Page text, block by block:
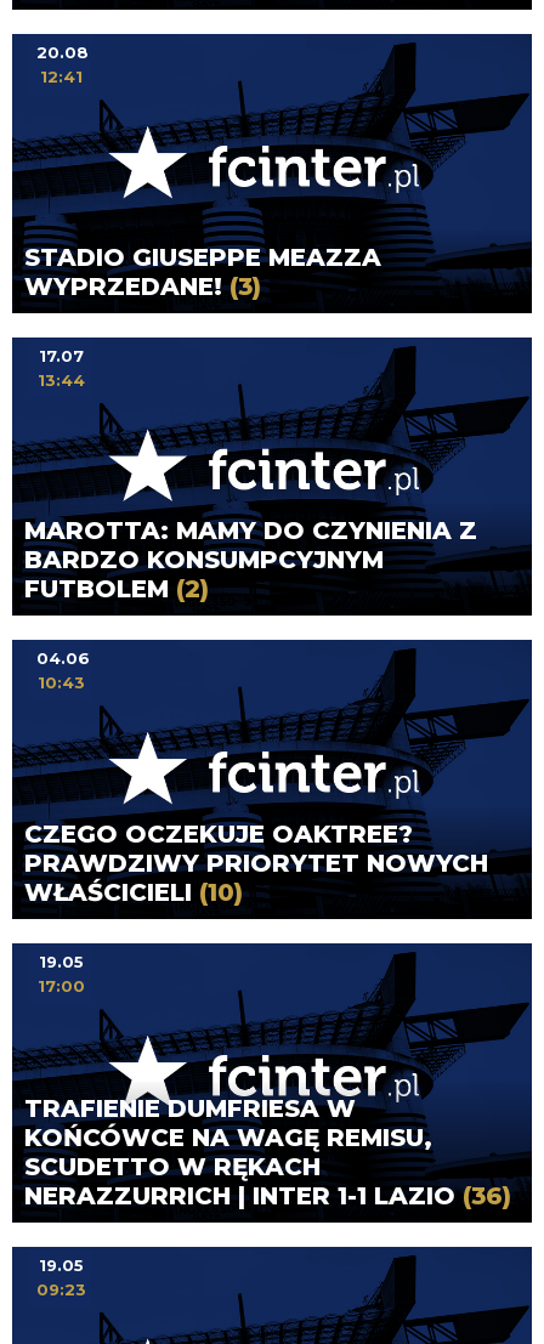
STADIO GIUSEPPE MEAZZA
WYPRZEDANE!(3)
20.08
12:41
MAROTTA: MAMY DO CZYNIENIA Z
BARDZO KONSUMPCYJNYM
FUTBOLEM (2)
17.07
13:44
CZEGO OCZEKUJE OAKTREE?
PRAWDZIWY PRIORYTET NOWYCH
WŁAŚCICIELI (10)
04.06
10:43
TRAFIENIE DUMFRIESA W
KOŃCÓWCE NA WAGĘ REMISU,
SCUDETTO W RĘKACH
NERAZZURRICH | INTER 1-1 LAZIO(36)
19.05
17:00
19.05
09:23